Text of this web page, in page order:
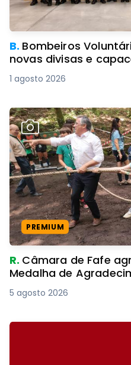
B. Bombeiros
novas divisas e
1 agosto 2026
PREMIUM
R. Câmara de Fafe
Medalha de
5 agosto 2026